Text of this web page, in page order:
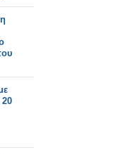
20